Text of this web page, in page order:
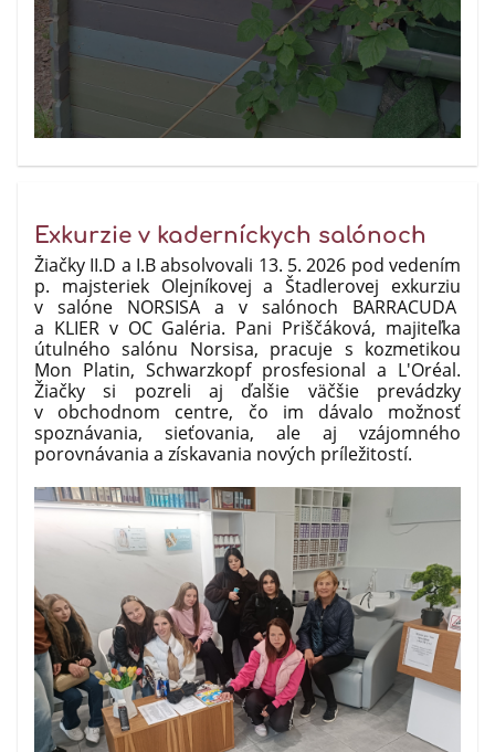
Exkurzie v kaderníckych salónoch
Žiačky II.D a I.B absolvovali 13. 5. 2026 pod vedením
p. majsteriek Olejníkovej a Štadlerovej exkurziu
v salóne NORSISA a v salónoch BARRACUDA
a KLIER v OC Galéria. Pani Priščáková, majiteľka
útulného salónu Norsisa, pracuje s kozmetikou
Mon Platin, Schwarzkopf prosfesional a L'Oréal.
Žiačky si pozreli aj ďalšie väčšie prevádzky
v obchodnom centre, čo im dávalo možnosť
spoznávania, sieťovania, ale aj vzájomného
porovnávania a získavania nových príležitostí.